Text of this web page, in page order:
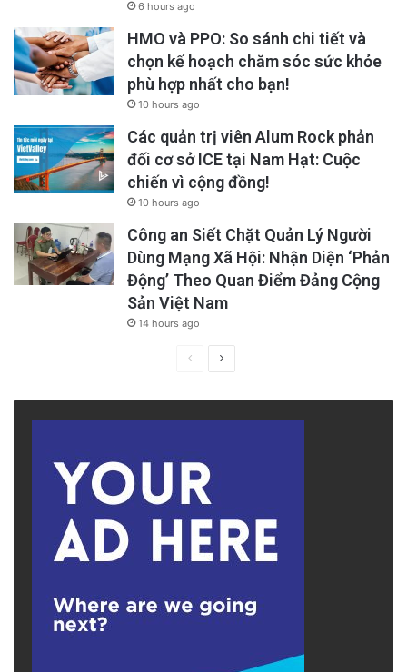
Một cuộc khảo sát của Hoa Kỳ lưu ý rằng có
tới 54% số người báo cáo rằng họ cảm thấy
không ai hiểu hoặc biết rõ về họ. Và khi cảm
thấy như vậy, chúng ta dễ bị cô đơn hơn. Bởi vì
cô đơn không nhất thiết phải là sự cô lập về
Không phải là số lượng kết nối có hoặc không
có thể trở thành một vòng luẩn quẩn. Những
người cô đơn có thể bắt đầu bằng cảm giác xa
lánh người khác, và điều này khiến họ xa lánh
bản thân mình hơn nữa.
3-Họ che giấu cảm xúc của mình
Cô đơn có thể không dễ phát hiện. Tất cả
6 hours ago
HMO và PPO: So sánh chi tiết và
chọn kế hoạch chăm sóc sức khỏe
phù hợp nhất cho bạn!
10 hours ago
Các quản trị viên Alum Rock phản
đối cơ sở ICE tại Nam Hạt: Cuộc
chiến vì cộng đồng!
10 hours ago
Công an Siết Chặt Quản Lý Người
Dùng Mạng Xã Hội: Nhận Diện ‘Phản
Động’ Theo Quan Điểm Đảng Cộng
Sản Việt Nam
14 hours ago
PreviousNext